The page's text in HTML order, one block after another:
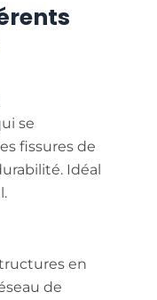
se
fissures de
Idéal
en
de